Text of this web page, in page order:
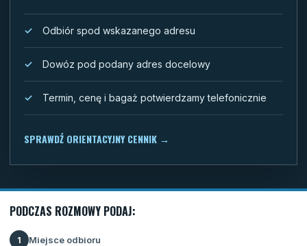
Odbiór spod wskazanego adresu
Dowóz pod podany adres docelowy
Termin, cenę i bagaż potwierdzamy telefonicznie
SPRAWDŹ ORIENTACYJNY CENNIK →
PODCZAS ROZMOWY PODAJ:
1 Miejsce odbioru